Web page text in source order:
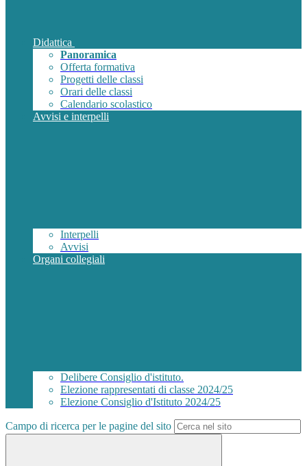
Didattica
Panoramica
Offerta formativa
Progetti delle classi
Orari delle classi
Calendario scolastico
Avvisi e interpelli
Interpelli
Avvisi
Organi collegiali
Delibere Consiglio d'istituto.
Elezione rappresentati di classe 2024/25
Elezione Consiglio d'Istituto 2024/25
Campo di ricerca per le pagine del sito